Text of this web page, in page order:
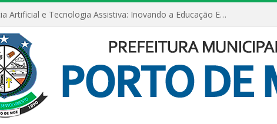
Inteligência Artificial e Tecnologia Assistiva: Inovando a Educação Especial e Inclusiva